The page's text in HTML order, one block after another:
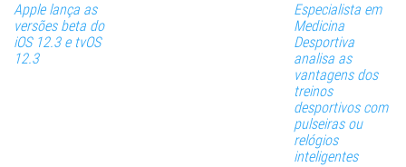
Apple lança as
versões beta do
iOS 12.3 e tvOS
12.3
Especialista em
Medicina
Desportiva
analisa as
vantagens dos
treinos
desportivos com
pulseiras ou
relógios
inteligentes